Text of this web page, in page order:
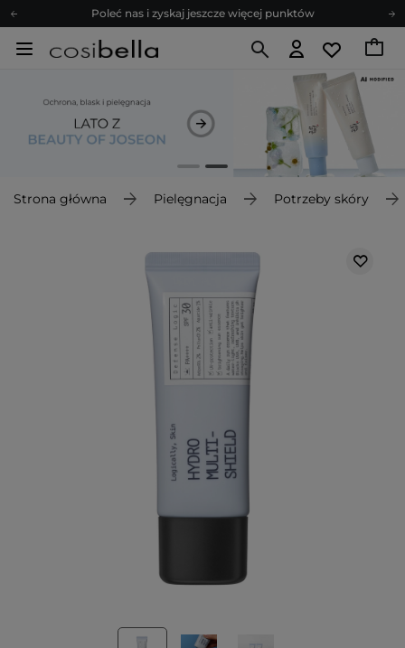
Poleć nas i zyskaj jeszcze więcej punktów
Zapisz się na newsletter pełen porad
Z nami to możliwe! Realizacja zamówienia do 24h.
Poleć nas i zyskaj jeszcze więcej punktów
Zapisz się na newsletter pełen porad
Strona główna Pielęgnacja Potrzeby skóry